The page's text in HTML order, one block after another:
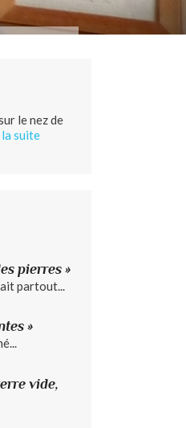
le nez de
suite
pierres »
partout...
»
vide,